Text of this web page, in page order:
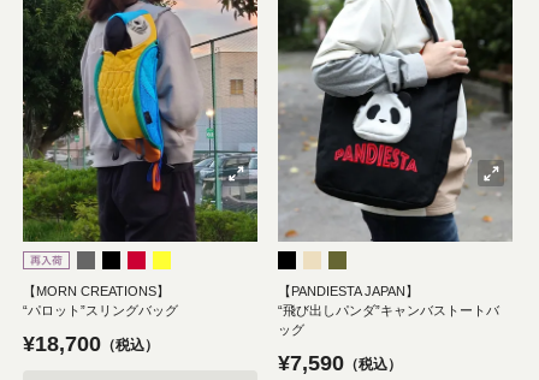
【MORN CREATIONS】
“パロット”スリングバッグ
¥18,700 税込
【PANDIESTA JAPAN】
“飛び出しパンダ”キャンバストートバ
ッグ
¥7,590 税込